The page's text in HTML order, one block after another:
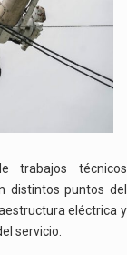
trabajos técnicos
distintos puntos del
eléctrica y
servicio.